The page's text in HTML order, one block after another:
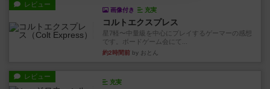
レビュー
画像付き 充実
コルトエクスプレス
星7軽〜中量級を中心にプレイするゲーマーの感想
です。ボードゲーム会にて...
約2時間前 by おとん
レビュー
充実